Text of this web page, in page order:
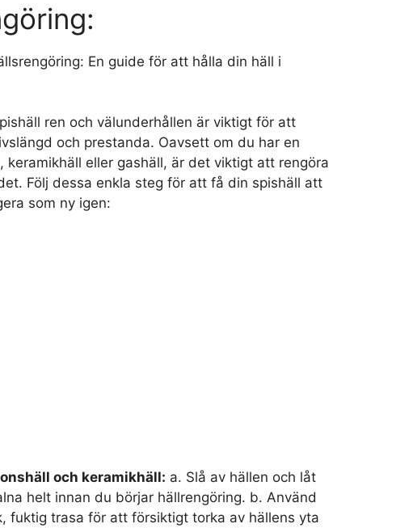
En guide för att hålla din häll i
ren och välunderhållen är viktigt för att
och prestanda. Oavsett om du har en
keramikhäll eller gashäll, är det viktigt att rengöra
Följ dessa enkla steg för att få din spishäll att
som ny igen:
och keramikhäll: a. Slå av hällen och låt
helt innan du börjar hällrengöring. b. Använd
fuktig trasa för att försiktigt torka av hällens yta